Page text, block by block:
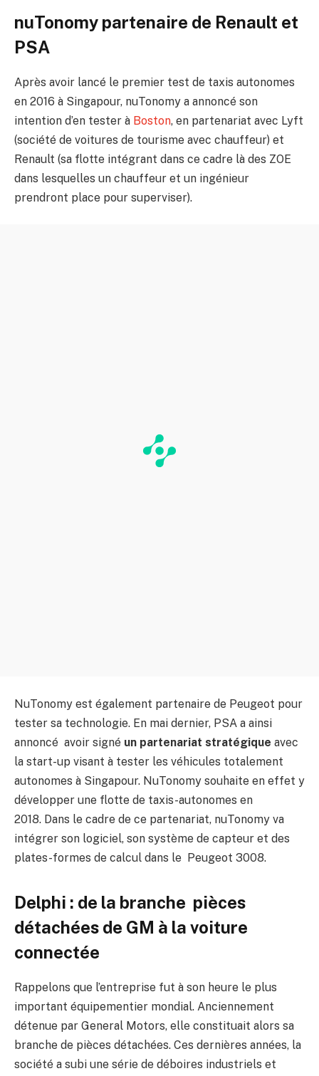
nuTonomy partenaire de Renault et
PSA
Après avoir lancé le premier test de taxis autonomes
en 2016 à Singapour, nuTonomy a annoncé son
intention d’en tester à Boston, en partenariat avec Lyft
(société de voitures de tourisme avec chauffeur) et
Renault (sa flotte intégrant dans ce cadre là des ZOE
dans lesquelles un chauffeur et un ingénieur
prendront place pour superviser).
NuTonomy est également partenaire de Peugeot pour
tester sa technologie. En mai dernier, PSA a ainsi
annoncé avoir signé un partenariat stratégique avec
la start-up visant à tester les véhicules totalement
autonomes à Singapour. NuTonomy souhaite en effet y
développer une flotte de taxis-autonomes en
2018. Dans le cadre de ce partenariat, nuTonomy va
intégrer son logiciel, son système de capteur et des
plates-formes de calcul dans le Peugeot 3008.
Delphi : de la branche pièces
détachées de GM à la voiture
connectée
Rappelons que l’entreprise fut à son heure le plus
important équipementier mondial. Anciennement
détenue par General Motors, elle constituait alors sa
branche de pièces détachées. Ces dernières années, la
société a subi une série de déboires industriels et